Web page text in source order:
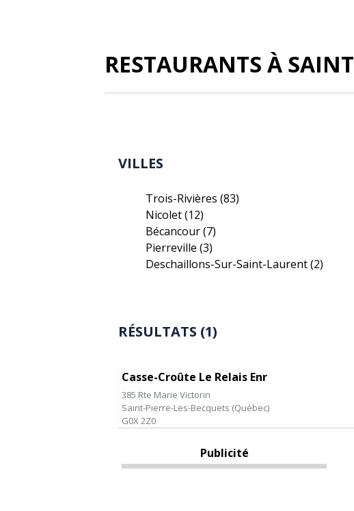
RESTAURANTS À
VILLES
Trois-Rivières (83)
Nicolet(12)
Bécancour(7)
Pierreville (3)
Deschaillons-Sur-Saint-Laurent(2)
RÉSULTATS (1)
Casse-Croûte Le Relais Enr
385 Rte Marie Victorin
Saint-Pierre-Les-Becquets (Québec)
G0X 2Z0
Publicité